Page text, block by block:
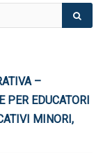
–
PER EDUCATORI
MINORI,